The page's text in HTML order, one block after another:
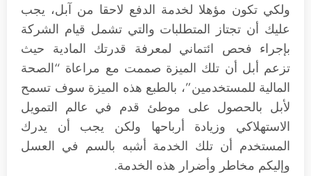
ولكي تكون مؤهلا لخدمة الدفع لاحقا من آبل، يجب
عليك أن تجتاز المتطلبات والتي تشمل قيام الشركة
بإجراء فحص ائتماني لمعرفة قدرتك المادية حيث
تزعم أبل أن تلك الميزة صممت مع مراعاة “الصحة
المالية للمستخدمين”، بالطبع هذه الميزة سوف تسمح
لأبل بالحصول على موطئ قدم في عالم التمويل
الاستهلاكي وزيادة أرباحها ولكن يجب أن يدرك
المستخدم أن تلك الخدمة أشبه بالسم في العسل
وإليكم مخاطر وأضرار هذه الخدمة.